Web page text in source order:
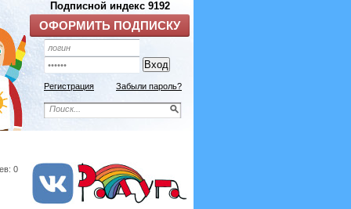
Подписной индекс 9192
ОФОРМИТЬ ПОДПИСКУ
Регистрация Забыли пароль?
0